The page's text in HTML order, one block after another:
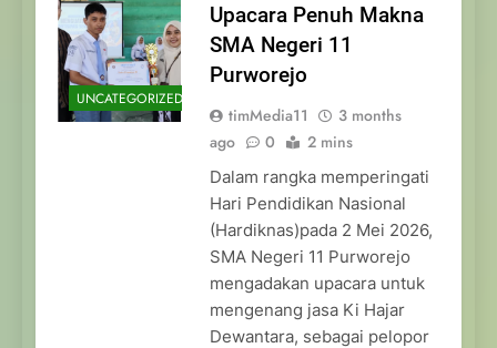
UNCATEGORIZED
Upacara Penuh Makna
SMA Negeri 11
Purworejo
timMedia11
3 months
ago
0 2 mins
Dalam rangka memperingati
Hari Pendidikan Nasional
(Hardiknas)pada 2 Mei 2026,
SMA Negeri 11 Purworejo
mengadakan upacara untuk
mengenang jasa Ki Hajar
Dewantara, sebagai pelopor